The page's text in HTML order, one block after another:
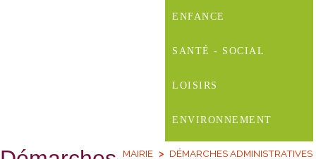
ENFANCE
SANTÉ - SOCIAL
LOISIRS
ENVIRONNEMENT
MAIRIE DÉMARCHES ADMINISTRATIVES